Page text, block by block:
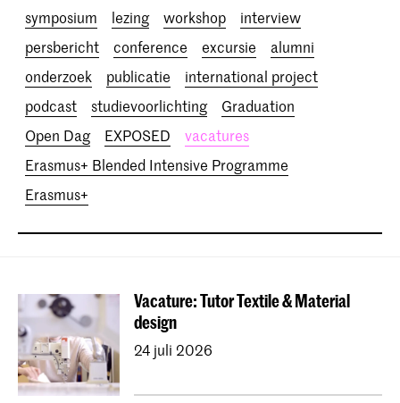
symposium
lezing workshop
interview
persbericht
conference excursie
alumni
onderzoek
publicatie
international project
podcast
studievoorlichting
Graduation
Open Dag
EXPOSED
vacatures
Erasmus+ Blended Intensive Programme
Erasmus+
Vacature: Tutor Textile & Material
design
24 juli 2026